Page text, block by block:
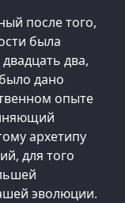
после того,
была
два,
дано
опыте
архетипу
для того
эволюции.